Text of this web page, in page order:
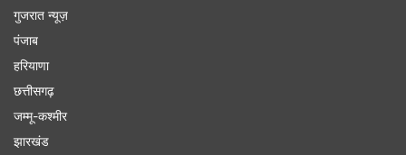
गुजरात न्यूज़
पंजाब
हरियाणा
छत्तीसगढ़
जम्मू-कश्मीर
झारखंड